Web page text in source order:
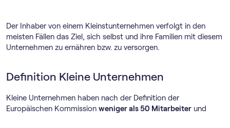
Der Inhaber von einem Kleinstunternehmen verfolgt in den
meisten Fällen das Ziel, sich selbst und ihre Familien mit diesem
Unternehmen zu ernähren bzw. zu versorgen.
Definition Kleine Unternehmen
Kleine Unternehmen haben nach der Definition der
Europäischen Kommission weniger als 50 Mitarbeiter und